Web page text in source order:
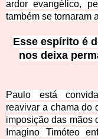
ardor evangélico,
também se tornaram
Esse espírito é
nos deixa
Paulo está
reavivar a chama do
imposição das mãos
Imagino Timóteo